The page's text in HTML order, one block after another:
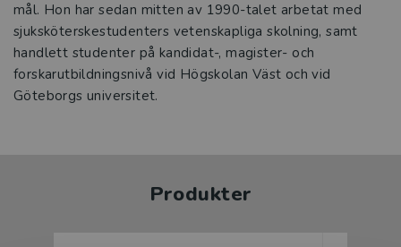
mål. Hon har sedan mitten av 1990-talet arbetat med
sjuksköterskestudenters vetenskapliga skolning, samt
handlett studenter på kandidat-, magister- och
forskarutbildningsnivå vid Högskolan Väst och vid
Göteborgs universitet.
Produkter